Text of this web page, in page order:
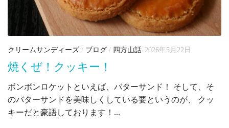
クリームサンディーズ / ブログ / 四方山話 2026年5月22日
焼くぜ！クッキー！
ボンボンロケットといえば、バターサンド！ そして、そ
のバターサンドを美味しくしている要というのが、 クッ
キーだと豪語しております！...